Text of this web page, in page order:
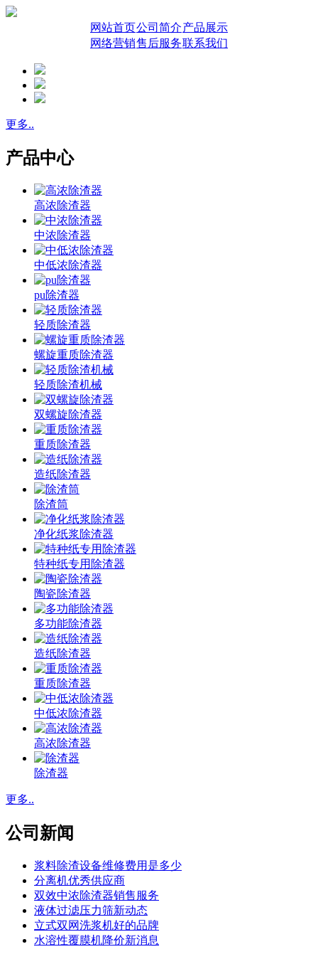
网站首页公司简介产品展示
网络营销售后服务联系我们
更多..
产品中心
高浓除渣器
中浓除渣器
中低浓除渣器
pu除渣器
轻质除渣器
螺旋重质除渣器
轻质除渣机械
双螺旋除渣器
重质除渣器
造纸除渣器
除渣筒
净化纸浆除渣器
特种纸专用除渣器
陶瓷除渣器
多功能除渣器
造纸除渣器
重质除渣器
中低浓除渣器
高浓除渣器
除渣器
更多..
公司新闻
浆料除渣设备维修费用是多少
分离机优秀供应商
双效中浓除渣器销售服务
液体过滤压力筛新动态
立式双网洗浆机好的品牌
水溶性覆膜机降价新消息